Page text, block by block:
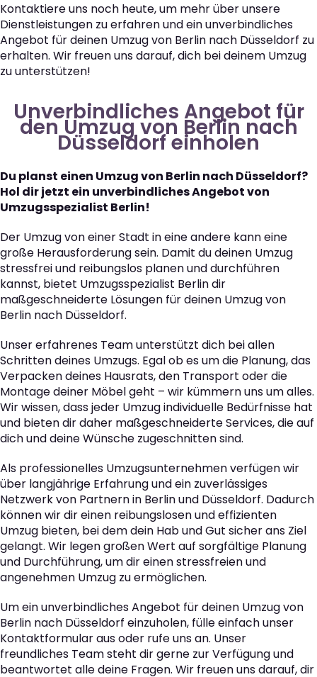
Kontaktiere uns noch heute, um mehr über unsere
Dienstleistungen zu erfahren und ein unverbindliches
Angebot für deinen Umzug von Berlin nach Düsseldorf zu
erhalten. Wir freuen uns darauf, dich bei deinem Umzug
zu unterstützen!
Unverbindliches Angebot für
den Umzug von Berlin nach
Düsseldorf einholen
Du planst einen Umzug von Berlin nach Düsseldorf?
Hol dir jetzt ein unverbindliches Angebot von
Umzugsspezialist Berlin!
Der Umzug von einer Stadt in eine andere kann eine
große Herausforderung sein. Damit du deinen Umzug
stressfrei und reibungslos planen und durchführen
kannst, bietet Umzugsspezialist Berlin dir
maßgeschneiderte Lösungen für deinen Umzug von
Berlin nach Düsseldorf.
Unser erfahrenes Team unterstützt dich bei allen
Schritten deines Umzugs. Egal ob es um die Planung, das
Verpacken deines Hausrats, den Transport oder die
Montage deiner Möbel geht – wir kümmern uns um alles.
Wir wissen, dass jeder Umzug individuelle Bedürfnisse hat
und bieten dir daher maßgeschneiderte Services, die auf
dich und deine Wünsche zugeschnitten sind.
Als professionelles Umzugsunternehmen verfügen wir
über langjährige Erfahrung und ein zuverlässiges
Netzwerk von Partnern in Berlin und Düsseldorf. Dadurch
können wir dir einen reibungslosen und effizienten
Umzug bieten, bei dem dein Hab und Gut sicher ans Ziel
gelangt. Wir legen großen Wert auf sorgfältige Planung
und Durchführung, um dir einen stressfreien und
angenehmen Umzug zu ermöglichen.
Um ein unverbindliches Angebot für deinen Umzug von
Berlin nach Düsseldorf einzuholen, fülle einfach unser
Kontaktformular aus oder rufe uns an. Unser
freundliches Team steht dir gerne zur Verfügung und
beantwortet alle deine Fragen. Wir freuen uns darauf, dir